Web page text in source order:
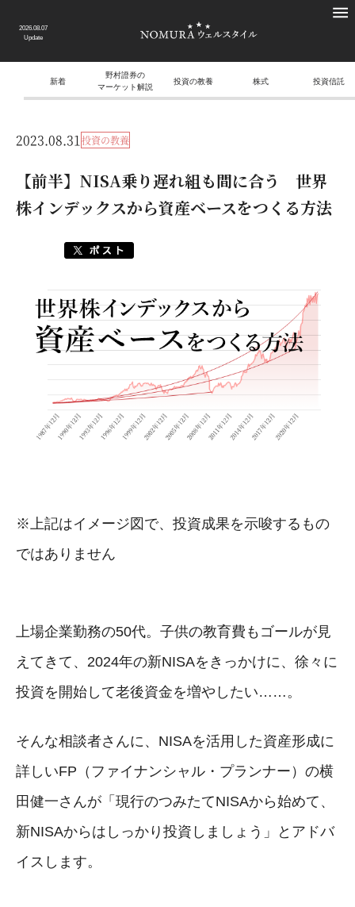
2026.08.07
Update
新着
野村證券の
マーケット解説
投資の教養 株式 投資信託
2023.08.31投資の教養
【前半】NISA乗り遅れ組も間に合う 世界
株インデックスから資産ベースをつくる方法
※上記はイメージ図で、投資成果を示唆するもの
ではありません
上場企業勤務の50代。子供の教育費もゴールが見
えてきて、2024年の新NISAをきっかけに、徐々に
投資を開始して老後資金を増やしたい……。
そんな相談者さんに、NISAを活用した資産形成に
詳しいFP（ファイナンシャル・プランナー）の横
田健一さんが「現行のつみたてNISAから始めて、
新NISAからはしっかり投資しましょう」とアドバ
イスします。